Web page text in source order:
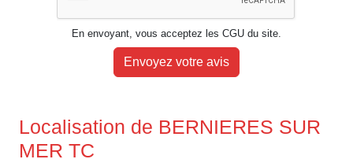
En envoyant, vous acceptez les CGU du site.
Envoyez votre avis
Localisation de BERNIERES SUR
MER TC